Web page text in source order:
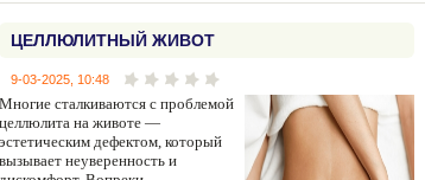
ЦЕЛЛЮЛИТНЫЙ ЖИВОТ
9-03-2025, 10:48
Многие сталкиваются с проблемой
целлюлита на животе —
эстетическим дефектом, который
вызывает неуверенность и